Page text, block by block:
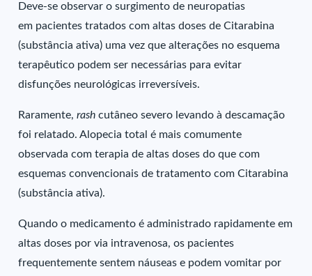
Deve-se observar o surgimento de neuropatias
em pacientes tratados com altas doses de Citarabina
(substância ativa) uma vez que alterações no esquema
terapêutico podem ser necessárias para evitar
disfunções neurológicas irreversíveis.
Raramente,rashcutâneo severo levando à descamação
foi relatado. Alopecia total é mais comumente
observada com terapia de altas doses do que com
esquemas convencionais de tratamento com Citarabina
(substância ativa).
Quando o medicamento é administrado rapidamente em
altas doses por via intravenosa, os pacientes
frequentemente sentem náuseas e podem vomitar por